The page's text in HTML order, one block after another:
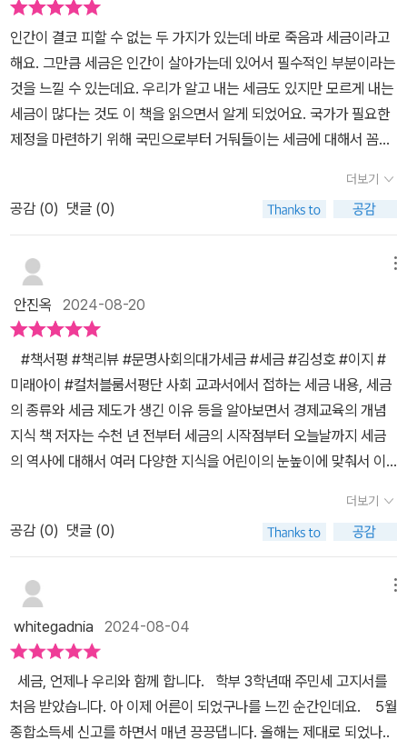
득이 있어도 세금을 안 내려고 탈세할 궁리를 하거나, 세금이 낮은 다
른 섬나라로 이민을 갈 거예요. 그래서 오늘날 국가는 가장 많은 세금
을 거둘 수 있으면서 동시에 국민의 불만이 폭발하지 않는 가장 이상
적인 세율을 찾으려고 노력을 해요. 그림에서 T점이에요. 하지만 이
것은 어디까지나 이론일 뿐 쉬운 일이 아니에요. 래퍼도 가장 이상적
인 세율이 몇 퍼센트인지 제시하지 못했어요. 17세기 프랑스 재상 콜
베르는 이런 말을 했어요. “훌륭한 세금 기술이란, 거위(국민) 몸에서
인을 조금은 다른 각도에서 바라볼 수도 있어요두번째 챕터에서는
'왜 부자는 더 많은 세금을 내야할까'세금의 차등에 대해 이야기하지
만 징세의 적정 비율에 대해서도 다루네요세번째 챕터는 '우리는 우
리도 모르는 사이에 세금을 내고 있다'정확히는 '모르는 사이에'가 아
니라 '의식하지 않는 사이에'가 맞지 않을까요ㅎㅎㅎㅎ누구나 내고 있
는 세금, 부가가치세를 이야기 합니다물론 부가가치세 만이 아니라
소득세와 인두세 개별 소비세 등등 다양한 세금에 대해서도 설명하고
있지요사실 이 장만 읽어도 세금에 대한 개괄적인 이해가 되겠다 싶
전되었다니 나쁜 영향만 있는것은 아닌것도 같네요 ^^;;;마지막 다섯
번째 챕터 '국가는 세금을 어떻게 사용할까'우리가 왜 세금을 내야하
는가와 이어지는 의문이라고 생각해요세금으로 국가가 하는 일을 나
쁘게 평가하는 사람은 아무도 없을거에요다만 정말로 필요한 곳에 사
용했는지는 우리 무두가 관심을 가지고 지켜봐야 할 부분이라고 생각
되네요초등 고학년 이상이라면 누구나 쉽게 접근해서 세금에 대해 재
미있게 읽을 수 있는 책이에요이왕이면 역사적 상식도 가진 친구라면
배운 역사를 다른 각도에서 생각해 보는 효과까지도 누릴 수 있겠지
인간이 결코 피할 수 없는 두 가지가 있는데 바로 죽음과 세금이라고
해요. 그만큼 세금은 인간이 살아가는데 있어서 필수적인 부분이라는
것을 느낄 수 있는데요. 우리가 알고 내는 세금도 있지만 모르게 내는
세금이 많다는 것도 이 책을 읽으면서 알게 되었어요. 국가가 필요한
제정을 마련하기 위해 국민으로부터 거둬들이는 세금에 대해서 꼼꼼
세금은 어떤 것이 있는지 그리고 세금에 얽힌 다양한 역사까지도 만
나 볼 수 있었는데요. 한 권의 책으로 세금의 흥미로운 이야기를 만나
볼 수 있어서 아이들과 함께 읽으면서 지식을 넓히고 세상을 바라보
는 다양한 관점을 가질 수 있는 시간이 될 수 있겠네요.우리가 내는 세
금은 과연 어디에 쓰일까?? 세금은 국방, 치안, 행정, 교육, 수도, 하
수도 등 국가가 공급하는 다양한 재화와 서비스를 국민이 이용하는
대가라고 해요. 그런데 내가 낸 세금에 비해 내가 받은 혜택은 많지 않
다고 생각을 종종 하곤 하는데요. 세금이 어떻게 활용되는지 알게 된
다면 세금을 꼬박꼬박 내는 것에 대한 억울함이 조금은 풀리지 않을
까 생각이 들기도 하더라고요. 알고 내는 세금이 있는 반면 우리가 모
르고 내는 세금도 상당하다는 것도 알게 되었는데요. 소득세가 소득
에 부과하는 세금이라면 간접세는 소비에 부과하는 세금이예요. 물건
을 살 때 내는 세금이 바로 간접세인데요. 하지만 많은 사람들이 간접
세를 내고 있다는 사실을 종종 잊어 버리기 때문에 세금에 반발하는
세금에 대해서 조금 더 관심 가지게 되었답니다.복지 국가의 바탕을
이루는 세금이라고 하지만 세금을 내는 시민들의 입장에서는 조금이
라도 세금을 덜 내려고 하는 행위를 하기도 하는데요. 탈세에 대한 다
양한 예를 만나 볼 수 있어서 흥미롭기도 했답니다. 우리가 내고 있는
세금은 어떤 것이 있는지 그리고 어디에 사용되는지 등을 살펴 보다
보면 국가 경제를 이해하는데 도움이 많이 되겠더라구요. 세금에 대
더보기
공감 (0) 댓글 (0)
안진옥 2024-08-20
#책서평 #책리뷰 #문명사회의대가세금 #세금 #김성호 #이지 #
미래아이 #컬처블룸서평단 사회 교과서에서 접하는 세금 내용, 세금
의 종류와 세금 제도가 생긴 이유 등을 알아보면서 경제교육의 개념
지식 책 저자는 수천 년 전부터 세금의 시작점부터 오늘날까지 세금
의 역사에 대해서 여러 다양한 지식을 어린이의 눈높이에 맞춰서 이
움이 되는 책입니다.세금은 국방, 치안, 행정, 교육, 수도, 하수도 등
국가가 공급하는 다양한 재화와 서비슬르 국민이 이용하는 대가예요
국가는 이 사용료를 부자에게는 좀 더 높은 가격을 받고 저소득층에
는 저렴하게 받아서 소득 불평등을 해소하려고 해요. 하지만 소비에
매기는 부가가치세는 부자나 가난한 사람이나 같아서 오히려 빈부 격
차를 심화시키는 단점이 있어요오늘날은 국회가 정한 법률에 따라 세
금을 부과하지만 과거에는 어떻게 세금을 거두었을까요? 세금은 종
류도 많고 세법은 두껍고 난해한 표현들로 가득해요 그래서 많은 사
람들이 세금을 어려워 해요 이 책에서는 모든 세금을 설명하는 대신
더보기
공감 (0) 댓글 (0)
whitegadnia 2024-08-04
처음 받았습니다. 아 이제 어른이 되었구나를 느낀 순간인데요. ​ 5월
종합소득세 신고를 하면서 매년 끙끙댑니다. 올해는 제대로 되었나.. ​